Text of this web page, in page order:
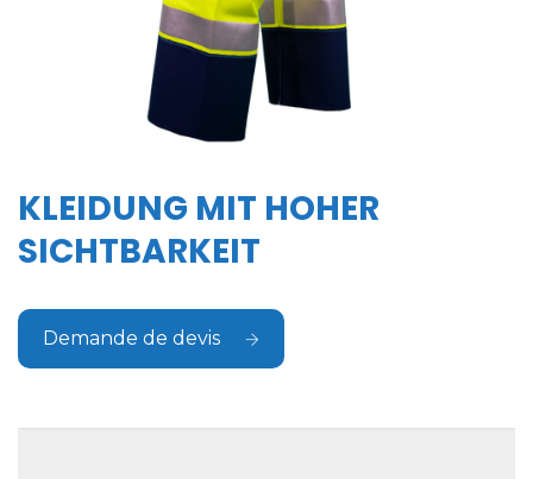
KLEIDUNG MIT HOHER
SICHTBARKEIT
Demande de devis